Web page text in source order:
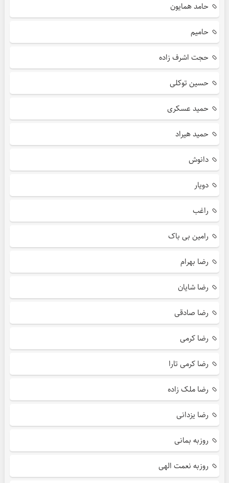
حامد همایون
حامیم
حجت اشرف زاده
حسین توکلی
حمید عسکری
حمید هیراد
دانوش
دویار
راغب
رامین بی باک
رضا بهرام
رضا شایان
رضا صادقی
رضا کرمی
رضا کرمی تارا
رضا ملک زاده
رضا یزدانی
روزبه بمانی
روزبه نعمت الهی